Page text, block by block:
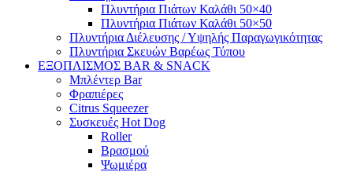
Πλυντήρια Πιάτων Καλάθι 50×40
Πλυντήρια Πιάτων Καλάθι 50×50
Πλυντήρια Διέλευσης / Υψηλής Παραγωγικότητας
Πλυντήρια Σκευών Βαρέως Τύπου
ΕΞΟΠΛΙΣΜΟΣ BAR & SNACK
Μπλέντερ Bar
Φραπιέρες
Citrus Squeezer
Συσκευές Hot Dog
Roller
Βρασμού
Ψωμιέρα